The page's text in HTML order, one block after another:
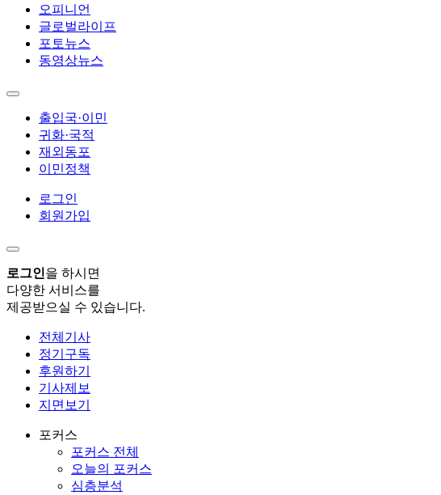
오피니언
글로벌라이프
포토뉴스
동영상뉴스
출입국·이민
귀화·국적
재외동포
이민정책
로그인
회원가입
로그인을 하시면
다양한 서비스를
제공받으실 수 있습니다.
전체기사
정기구독
후원하기
기사제보
지면보기
포커스
포커스 전체
오늘의 포커스
심층분석